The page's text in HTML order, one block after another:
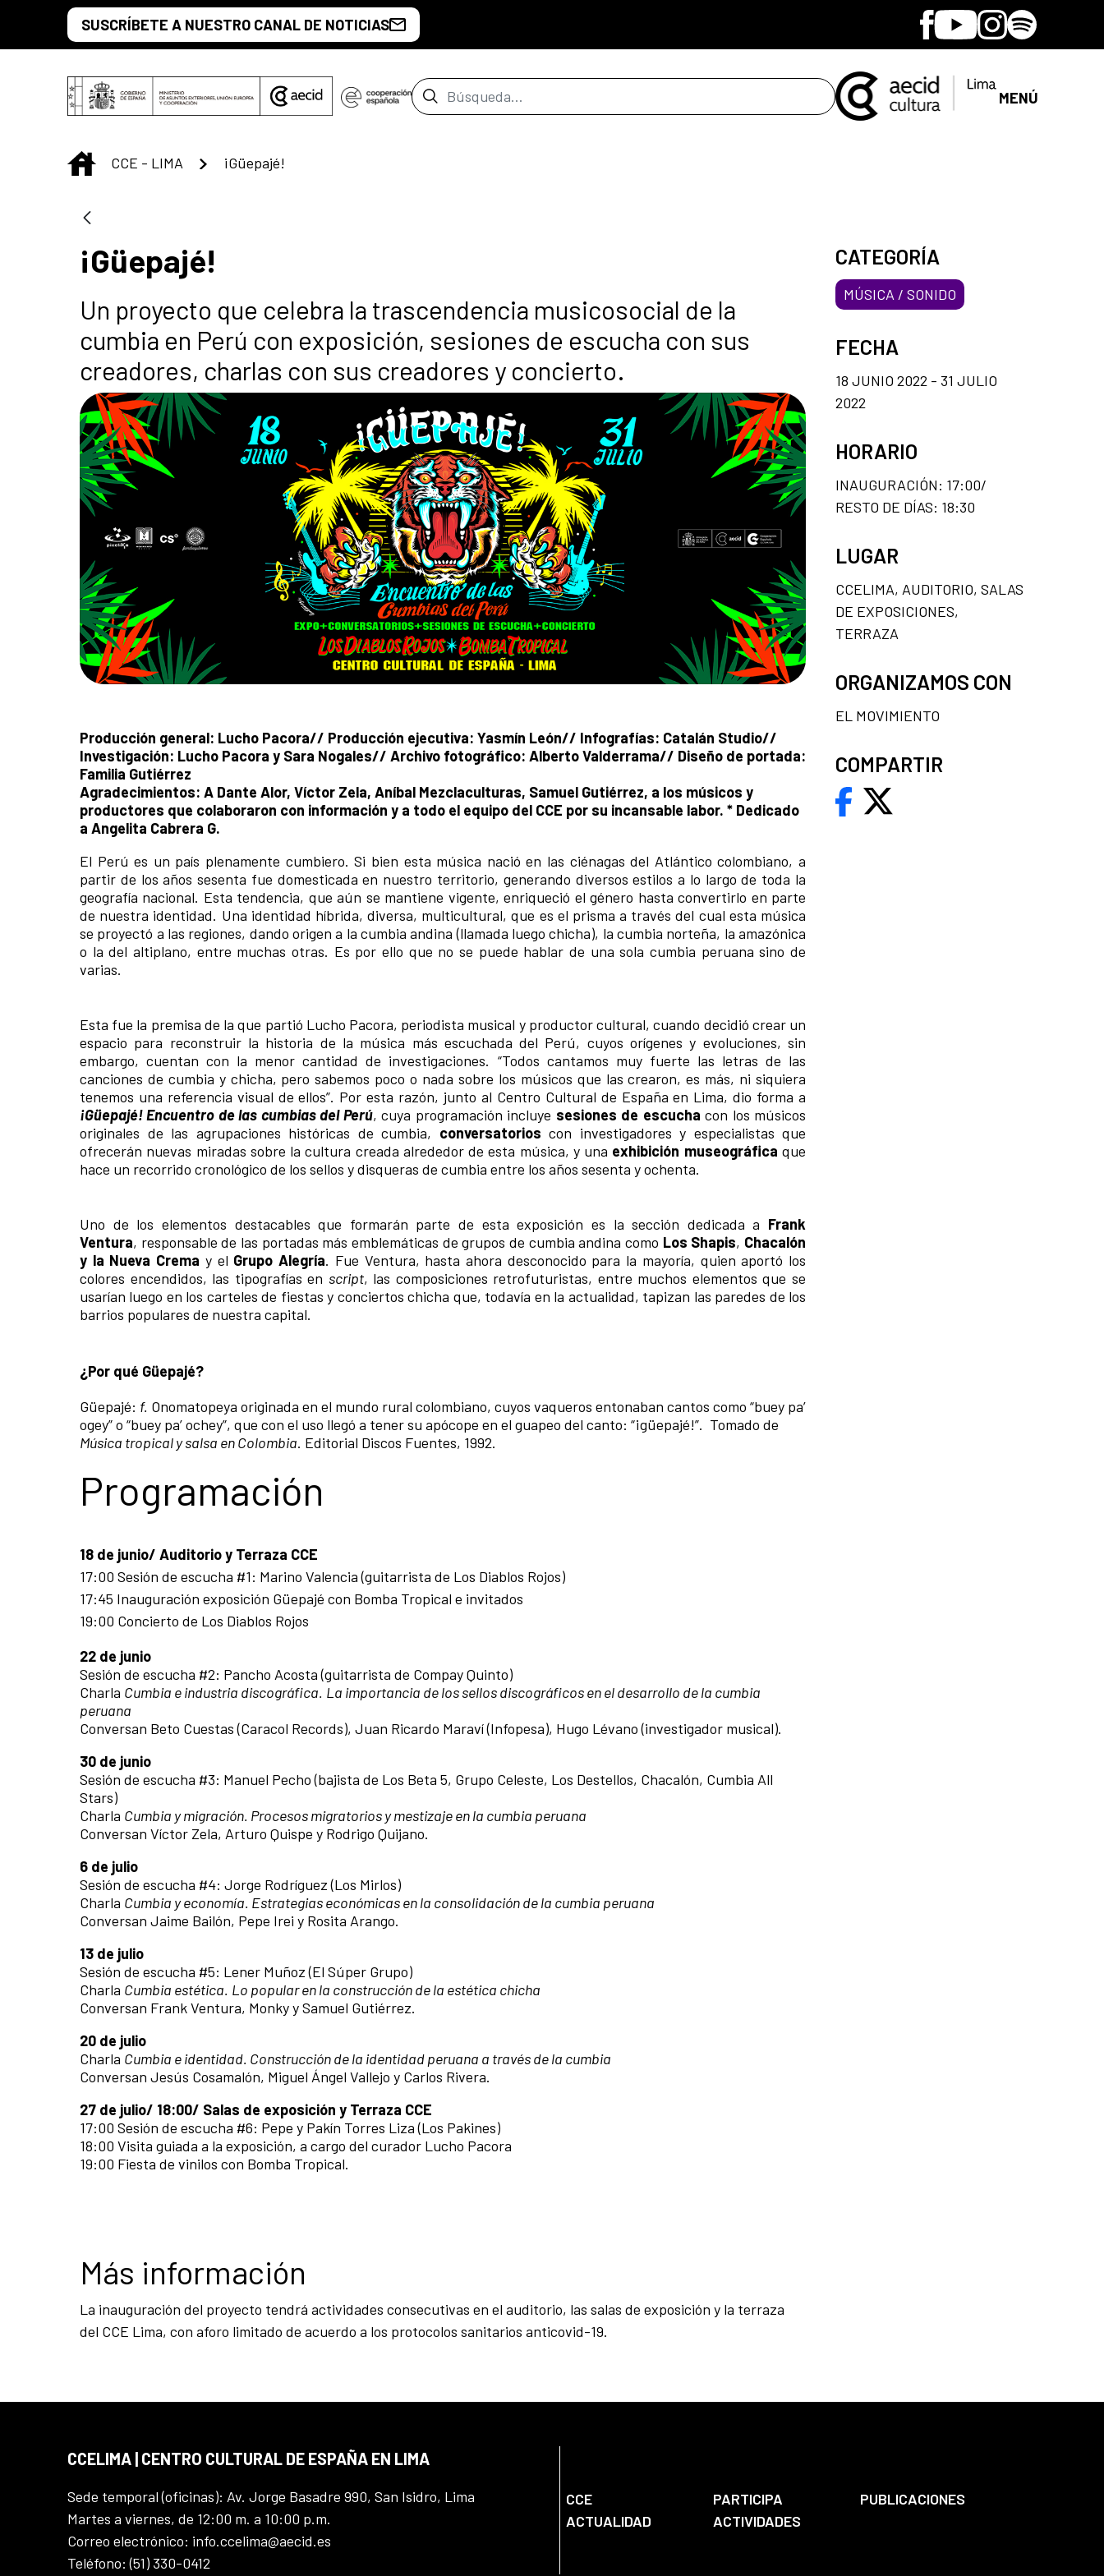
Saltar al contenido principal
SUSCRÍBETE A NUESTRO CANAL DE NOTICIAS Facebook
YoutubeInstagram
Spotify
Barra de búsqueda MENÚ
INICIO
CCE - LIMA ¡Güepajé!
¡Güepajé!
Un proyecto que celebra la trascendencia musicosocial de la
cumbia en Perú con exposición, sesiones de escucha con sus
creadores, charlas con sus creadores y concierto.
Producción general: Lucho Pacora// Producción ejecutiva: Yasmín León// Infografías: Catalán Studio//
Investigación: Lucho Pacora y Sara Nogales// Archivo fotográfico: Alberto Valderrama// Diseño de portada:
Familia Gutiérrez
Agradecimientos: A Dante Alor, Víctor Zela, Aníbal Mezclaculturas, Samuel Gutiérrez, a los músicos y
productores que colaboraron con información y a todo el equipo del CCE por su incansable labor. * Dedicado
a Angelita Cabrera G.
El Perú es un país plenamente cumbiero. Si bien esta música nació en las ciénagas del Atlántico colombiano, a
partir de los años sesenta fue domesticada en nuestro territorio, generando diversos estilos a lo largo de toda la
geografía nacional. Esta tendencia, que aún se mantiene vigente, enriqueció el género hasta convertirlo en parte
de nuestra identidad. Una identidad híbrida, diversa, multicultural, que es el prisma a través del cual esta música
se proyectó a las regiones, dando origen a la cumbia andina (llamada luego chicha), la cumbia norteña, la amazónica
o la del altiplano, entre muchas otras. Es por ello que no se puede hablar de una sola cumbia peruana sino de
varias.
Esta fue la premisa de la que partió Lucho Pacora, periodista musical y productor cultural, cuando decidió crear un
espacio para reconstruir la historia de la música más escuchada del Perú, cuyos orígenes y evoluciones, sin
embargo, cuentan con la menor cantidad de investigaciones. “Todos cantamos muy fuerte las letras de las
canciones de cumbia y chicha, pero sabemos poco o nada sobre los músicos que las crearon, es más, ni siquiera
tenemos una referencia visual de ellos”. Por esta razón, junto al Centro Cultural de España en Lima, dio forma a
¡Güepajé! Encuentro de las cumbias del Perú, cuya programación incluye sesiones de escucha con los músicos
originales de las agrupaciones históricas de cumbia, conversatorios con investigadores y especialistas que
ofrecerán nuevas miradas sobre la cultura creada alrededor de esta música, y una exhibición museográfica que
hace un recorrido cronológico de los sellos y disqueras de cumbia entre los años sesenta y ochenta.
Uno de los elementos destacables que formarán parte de esta exposición es la sección dedicada a Frank
Ventura, responsable de las portadas más emblemáticas de grupos de cumbia andina como Los Shapis, Chacalón
y la Nueva Crema y el Grupo Alegría. Fue Ventura, hasta ahora desconocido para la mayoría, quien aportó los
colores encendidos, las tipografías en script, las composiciones retrofuturistas, entre muchos elementos que se
usarían luego en los carteles de fiestas y conciertos chicha que, todavía en la actualidad, tapizan las paredes de los
barrios populares de nuestra capital.
¿Por qué Güepajé?
Güepajé: f. Onomatopeya originada en el mundo rural colombiano, cuyos vaqueros entonaban cantos como “buey pa’
ogey” o “buey pa’ ochey”, que con el uso llegó a tener su apócope en el guapeo del canto: “¡güepajé!”. Tomado de
Música tropical y salsa en Colombia. Editorial Discos Fuentes, 1992.
Programación
18 de junio/ Auditorio y Terraza CCE
17:00 Sesión de escucha #1: Marino Valencia (guitarrista de Los Diablos Rojos)
17:45 Inauguración exposición Güepajé con Bomba Tropical e invitados
19:00 Concierto de Los Diablos Rojos
22 de junio
Sesión de escucha #2: Pancho Acosta (guitarrista de Compay Quinto)
Charla Cumbia e industria discográfica. La importancia de los sellos discográficos en el desarrollo de la cumbia
peruana
Conversan Beto Cuestas (Caracol Records), Juan Ricardo Maraví (Infopesa), Hugo Lévano (investigador musical).
30 de junio
Sesión de escucha #3: Manuel Pecho (bajista de Los Beta 5, Grupo Celeste, Los Destellos, Chacalón, Cumbia All
Stars)
Charla Cumbia y migración. Procesos migratorios y mestizaje en la cumbia peruana
Conversan Víctor Zela, Arturo Quispe y Rodrigo Quijano.
6 de julio
Sesión de escucha #4: Jorge Rodríguez (Los Mirlos)
Charla Cumbia y economía. Estrategias económicas en la consolidación de la cumbia peruana
Conversan Jaime Bailón, Pepe Irei y Rosita Arango.
13 de julio
Sesión de escucha #5: Lener Muñoz (El Súper Grupo)
Charla Cumbia estética. Lo popular en la construcción de la estética chicha
Conversan Frank Ventura, Monky y Samuel Gutiérrez.
20 de julio
Charla Cumbia e identidad. Construcción de la identidad peruana a través de la cumbia
Conversan Jesús Cosamalón, Miguel Ángel Vallejo y Carlos Rivera.
27 de julio/ 18:00/ Salas de exposición y Terraza CCE
17:00 Sesión de escucha #6: Pepe y Pakín Torres Liza (Los Pakines)
18:00 Visita guiada a la exposición, a cargo del curador Lucho Pacora
19:00 Fiesta de vinilos con Bomba Tropical.
Más información
La inauguración del proyecto tendrá actividades consecutivas en el auditorio, las salas de exposición y la terraza
del CCE Lima, con aforo limitado de acuerdo a los protocolos sanitarios anticovid-19.
CATEGORÍA
MÚSICA / SONIDO
FECHA
18 JUNIO 2022 - 31 JULIO
2022
HORARIO
INAUGURACIÓN: 17:00/
RESTO DE DÍAS: 18:30
LUGAR
CCELIMA, AUDITORIO, SALAS
DE EXPOSICIONES,
TERRAZA
ORGANIZAMOS CON
EL MOVIMIENTO
COMPARTIR
CCELIMA | CENTRO CULTURAL DE ESPAÑA EN LIMA
Sede temporal (oficinas): Av. Jorge Basadre 990, San Isidro, Lima
Martes a viernes, de 12:00 m. a 10:00 p.m.
Correo electrónico: info.ccelima@aecid.es
Teléfono: (51) 330-0412
CCE PARTICIPA
PUBLICACIONES
ACTUALIDAD
ACTIVIDADES